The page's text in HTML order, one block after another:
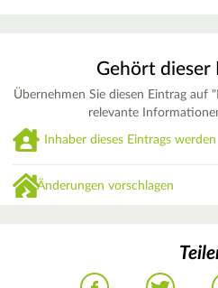
Gehört dieser
Übernehmen Sie diesen Eintrag auf
relevante
Inhaber dieses Eintrags werden
Änderungen vorschlagen